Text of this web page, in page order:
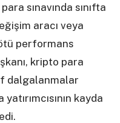
sınavında sınıfta
aracı veya
performans
kripto para
dalgalanmalar
kayda